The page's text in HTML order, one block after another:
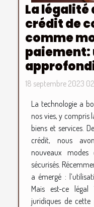
La
crédit de
comme
paiement:
18 septembre 2023
La technologie a
nos vies, y compris
biens et services.
crédit, nous
nouveaux
sécurisés.
a émergé :
Mais est-ce légal
juridiques de